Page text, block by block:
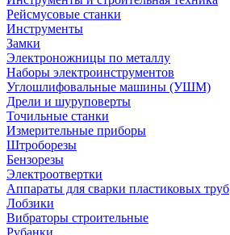
Рейсмусовые станки
Инструменты
Замки
Электроножницы по металлу
Наборы электроинструментов
Углошлифовальные машины (УШМ)
Дрели и шуруповерты
Точильные станки
Измерительные приборы
Штроборезы
Бензорезы
Электроотвертки
Аппараты для сварки пластиковых труб
Лобзики
Вибраторы строительные
Рубанки